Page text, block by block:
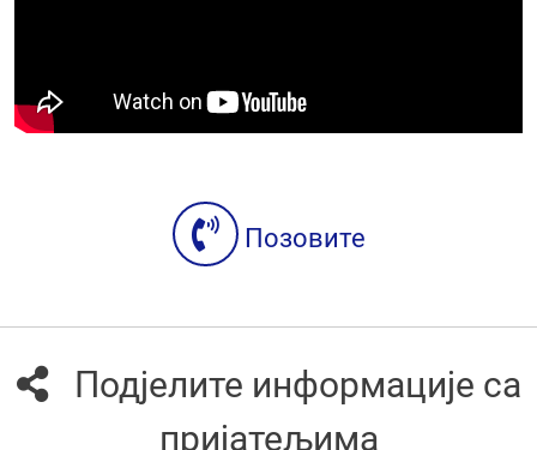
Позовите
Подјелите информације са
пријатељима